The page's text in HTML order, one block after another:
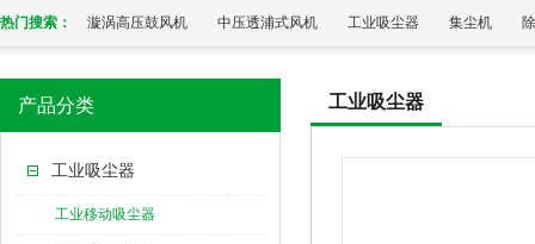
热门搜索： 漩涡高压鼓风机 中压透浦式风机 工业吸尘器 集尘机
产品分类
工业吸尘器
工业移动吸尘器
工业吸尘器